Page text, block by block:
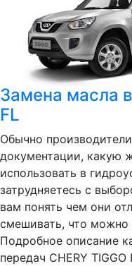
Замена масла
FL
Обычно
документации, какую
использовать в
затрудняетесь с
вам понять чем они
смешивать, что можно
Подробное описание
передач CHERY